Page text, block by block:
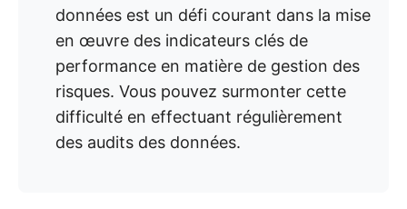
données est un défi courant dans la mise
en œuvre des indicateurs clés de
performance en matière de gestion des
risques. Vous pouvez surmonter cette
difficulté en effectuant régulièrement
des audits des données.